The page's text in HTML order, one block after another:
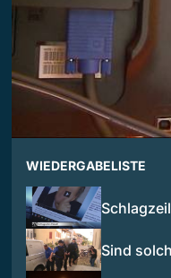
WIEDERGABELISTE
Sind